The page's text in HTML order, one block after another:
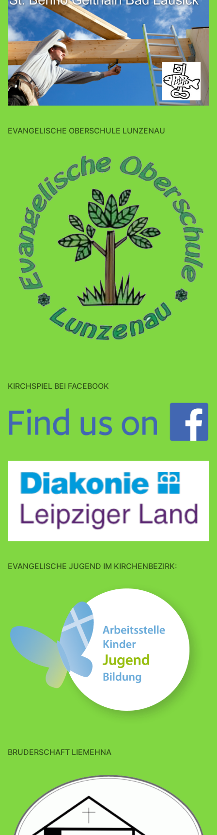
EVANGELISCHE OBERSCHULE LUNZENAU
KIRCHSPIEL BEI FACEBOOK
EVANGELISCHE JUGEND IM KIRCHENBEZIRK:
BRUDERSCHAFT LIEMEHNA